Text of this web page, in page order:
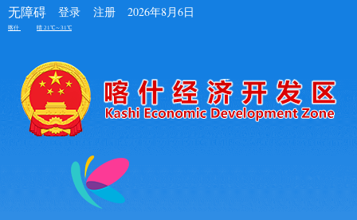
无障碍 登录 注册 2026年8月6日